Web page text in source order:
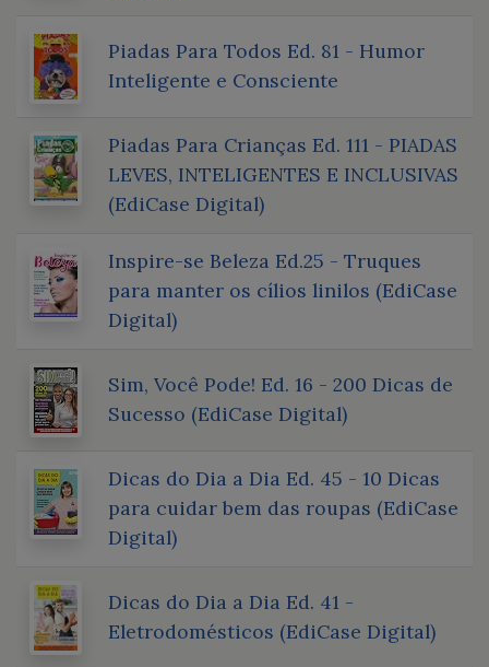
Piadas Para Todos Ed. 81 - Humor
Inteligente e Consciente
Piadas Para Crianças Ed. 111 - PIADAS
LEVES, INTELIGENTES E INCLUSIVAS
(EdiCase Digital)
Inspire-se Beleza Ed.25 - Truques
para manter os cílios linilos (EdiCase
Digital)
Sim, Você Pode! Ed. 16 - 200 Dicas de
Sucesso (EdiCase Digital)
Dicas do Dia a Dia Ed. 45 - 10 Dicas
para cuidar bem das roupas (EdiCase
Digital)
Dicas do Dia a Dia Ed. 41 -
Eletrodomésticos (EdiCase Digital)